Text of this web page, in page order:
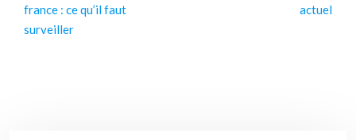
france : ce qu’il faut
surveiller
actuel